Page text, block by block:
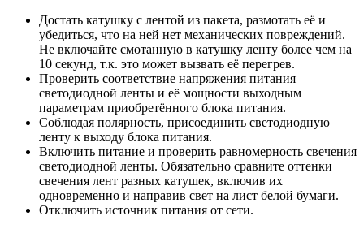
Достать катушку с лентой из пакета, размотать её и
убедиться, что на ней нет механических повреждений.
Не включайте смотанную в катушку ленту более чем на
10 секунд, т.к. это может вызвать её перегрев.
Проверить соответствие напряжения питания
светодиодной ленты и её мощности выходным
параметрам приобретённого блока питания.
Соблюдая полярность, присоединить светодиодную
ленту к выходу блока питания.
Включить питание и проверить равномерность свечения
светодиодной ленты. Обязательно сравните оттенки
свечения лент разных катушек, включив их
одновременно и направив свет на лист белой бумаги.
Отключить источник питания от сети.